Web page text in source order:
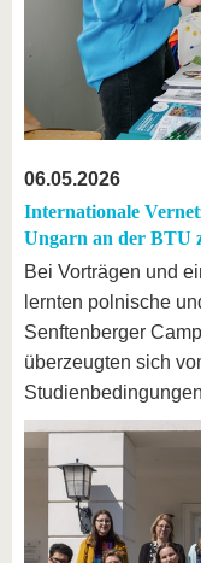
06.05.2026
Internationale
Ungarn an der BTU
Bei Vorträgen und
lernten polnische
Senftenberger
überzeugten sich